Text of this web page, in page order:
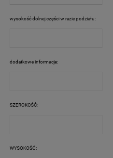
wysokość dolnej części w razie podziału:
dodatkowe informacje:
SZEROKOŚĆ:
WYSOKOŚĆ: